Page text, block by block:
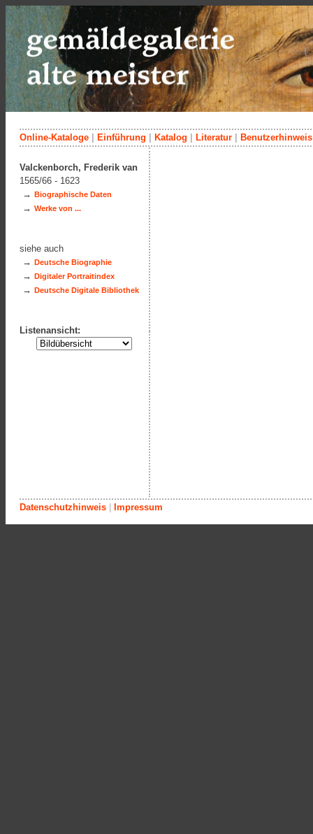
Online-Kataloge Einführung Katalog Literatur Benutzerhinweis
Valckenborch, Frederik van
1565/66 - 1623
→ Biographische Daten
→ Werke von ...
siehe auch
→ Deutsche Biographie
→ Digitaler Portraitindex
→ Deutsche Digitale Bibliothek
Listenansicht:
Datenschutzhinweis Impressum